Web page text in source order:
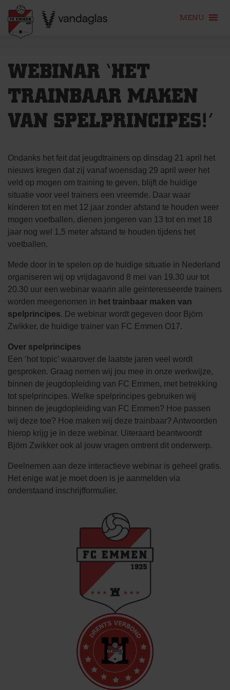
content
MENU
WEBINAR ‘HET
TRAINBAAR MAKEN
VAN SPELPRINCIPES!’
Ondanks het feit dat jeugdtrainers op dinsdag 21 april het
nieuws kregen dat zij vanaf woensdag 29 april weer het
veld op mogen om training te geven, blijft de huidige
situatie voor veel trainers een vreemde. Daar waar
kinderen tot en met 12 jaar zonder afstand te houden weer
mogen voetballen, dienen jongeren van 13 tot en met 18
jaar nog wel 1,5 meter afstand te houden tijdens het
voetballen.
Mede door in te spelen op de huidige situatie in Nederland
organiseren wij op vrijdagavond 8 mei van 19.30 uur tot
20.30 uur een webinar waarin alle geïnteresseerde trainers
worden meegenomen in het trainbaar maken van
spelprincipes. De webinar wordt gegeven door Björn
Zwikker, de huidige trainer van FC Emmen O17.
Over spelprincipes
Een ‘hot topic’ waarover de laatste jaren veel wordt
gesproken. Graag nemen wij jou mee in onze werkwijze,
binnen de jeugdopleiding van FC Emmen, met betrekking
tot spelprincipes. Welke spelprincipes gebruiken wij
binnen de jeugdopleiding van FC Emmen? Hoe passen
wij deze toe? Hoe maken wij deze trainbaar? Antwoorden
hierop krijg je in deze webinar. Uiteraard beantwoordt
Björn Zwikker ook al jouw vragen omtrent dit onderwerp.
Deelnemen aan deze interactieve webinar is geheel gratis.
Het enige wat je moet doen is je aanmelden via
onderstaand inschrijfformulier.